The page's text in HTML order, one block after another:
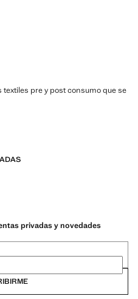
pre y post consumo que se
privadas y novedades